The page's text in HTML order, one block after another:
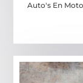
Auto's En